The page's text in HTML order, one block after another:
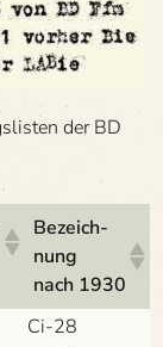
der BD
Bezeich­
nung
nach 1930
Ci-28